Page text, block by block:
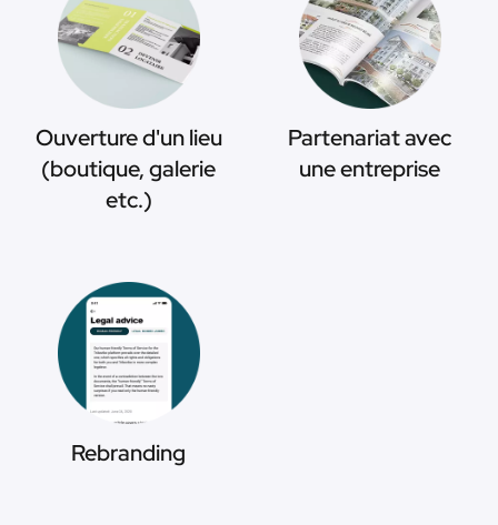
Ouverture d'un lieu
(boutique, galerie
etc.)
Partenariat avec
une entreprise
Rebranding